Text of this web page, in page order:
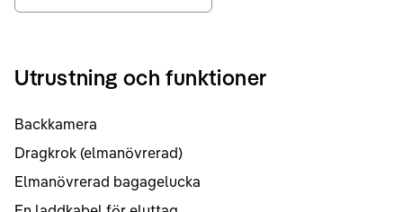
Utrustning och funktioner
Backkamera
Dragkrok (elmanövrerad)
Elmanövrerad bagagelucka